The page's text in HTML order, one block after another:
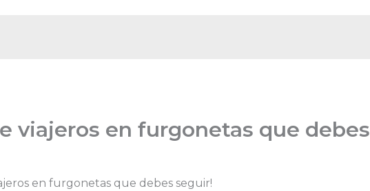
viajeros en furgonetas que debes
en furgonetas que debes seguir!